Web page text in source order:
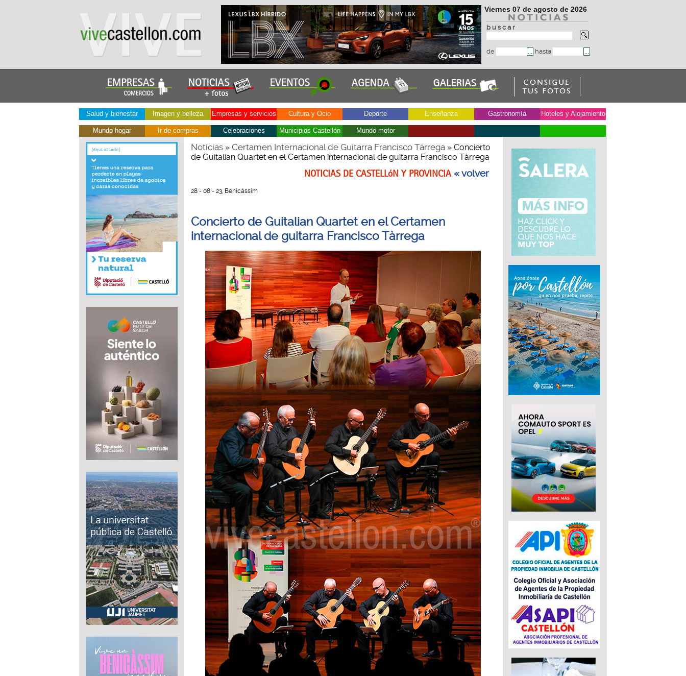
Viernes 07 de agosto de 2026
b u s c a r
de hasta
Salud y bienestar Imagen y belleza Empresas y servicios Cultura y Ocio Deporte Enseñanza Gastronomía Hoteles y Alojamiento
Mundo hogar Ir de compras Celebraciones Municipios Castellón Mundo motor
Noticias» Certamen Internacional de Guitarra Francisco Tárrega» Concierto
de Guitalian Quartet en el Certamen internacional de guitarra Francisco Tàrrega
NOTICIAS DE CASTELLóN Y PROVINCIA« volver
28 - 08 - 23, Benicàssim
Concierto de Guitalian Quartet en el Certamen
internacional de guitarra Francisco Tàrrega